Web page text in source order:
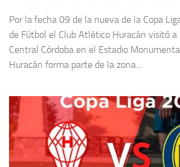
Por la fecha 09 de la nueva de la Copa
de Fútbol el Club Atlético Huracán visitó
Central Córdoba en el Estadio
Huracán forma parte de la zona...